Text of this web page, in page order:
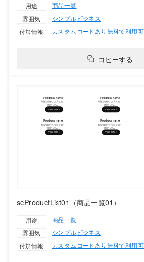
用途
商品一覧
雰囲気
シンプルビジネス
付加情報
カスタムコードあり 無料で利用可
コピーする
scProductList01（商品一覧01）
用途
商品一覧
雰囲気
シンプルビジネス
付加情報
カスタムコードあり 無料で利用可